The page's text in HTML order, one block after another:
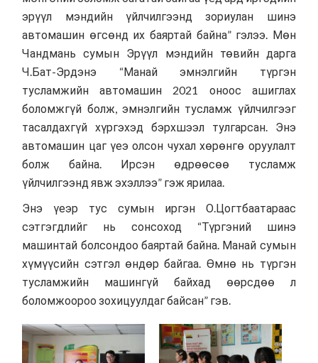
эрүүл мэндийн үйлчилгээнд зориулан шинэ
автомашин өгсөнд их баяртай байна” гэлээ. Мөн
Чандмань сумын Эрүүл мэндийн төвийн дарга
Ч.Бат-Эрдэнэ “Манай эмнэлгийн түргэн
тусламжийн автомашин 2021 оноос ашиглах
боломжгүй болж, эмнэлгийн тусламж үйлчилгээг
тасалдахгүй хүргэхэд бэрхшээл тулгарсан. Энэ
автомашин цаг үеэ олсон чухал хөрөнгө оруулалт
болж байна. Ирсэн өдрөөсөө тусламж
үйлчилгээнд явж эхэллээ” гэж ярилаа.
Энэ үеэр тус сумын иргэн О.Цогтбаатараас
сэтгэгдлийг нь сонсоход “Түргэний шинэ
машинтай болсондоо баяртай байна. Манай сумын
хүмүүсийн сэтгэл өндөр байгаа. Өмнө нь түргэн
тусламжийн машингүй байхад өөрсдөө л
боломжоороо зохицуулдаг байсан” гэв.